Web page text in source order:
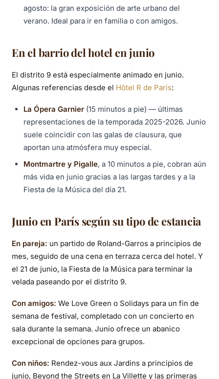
agosto: la gran exposición de arte urbano del
verano. Ideal para ir en familia o con amigos.
En el barrio del hotel en junio
El distrito 9 está especialmente animado en junio.
Algunas referencias desde el Hôtel R de Paris:
La Ópera Garnier (15 minutos a pie) — últimas
representaciones de la temporada 2025-2026. Junio
suele coincidir con las galas de clausura, que
aportan una atmósfera muy especial.
Montmartre y Pigalle, a 10 minutos a pie, cobran aún
más vida en junio gracias a las largas tardes y a la
Fiesta de la Música del día 21.
Junio en París según su tipo de estancia
En pareja: un partido de Roland-Garros a principios de
mes, seguido de una cena en terraza cerca del hotel. Y
el 21 de junio, la Fiesta de la Música para terminar la
velada paseando por el distrito 9.
Con amigos: We Love Green o Solidays para un fin de
semana de festival, completado con un concierto en
sala durante la semana. Junio ofrece un abanico
excepcional de opciones para grupos.
Con niños: Rendez-vous aux Jardins a principios de
junio, Beyond the Streets en La Villette y las primeras